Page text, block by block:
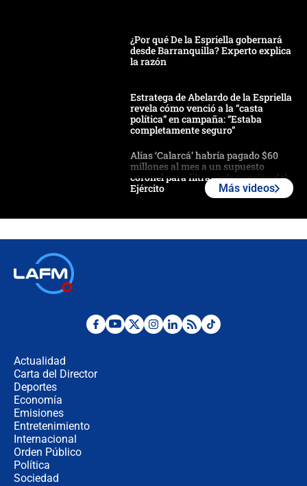
¿Por qué De la Espriella gobernará
desde Barranquilla? Experto explica
la razón
Estratega de Abelardo de la Espriella
revela cómo venció a la “casta
política” en campaña: “Estaba
completamente seguro”
Alias ‘Calarcá’ habría pagado $60
millones al mes a un supuesto
coronel para filtrar información del
Ejército
Ministro de Defensa no descarta el
Más videos
Actualidad
Carta del Director
Deportes
Economía
Emisiones
Entretenimiento
Internacional
Orden Público
Política
Sociedad